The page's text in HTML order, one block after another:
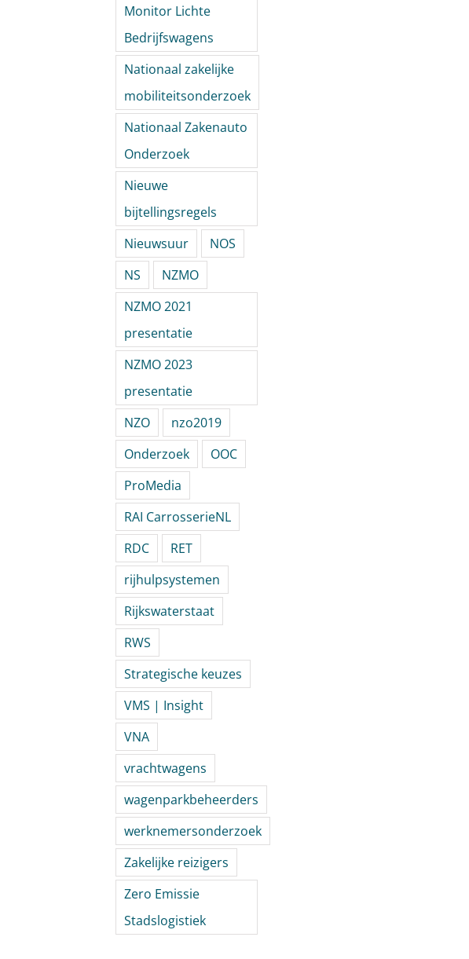
Monitor Lichte
Bedrijfswagens
Nationaal zakelijke
mobiliteitsonderzoek
Nationaal Zakenauto
Onderzoek
Nieuwe
bijtellingsregels
Nieuwsuur
NOS
NS
NZMO
NZMO 2021
presentatie
NZMO 2023
presentatie
NZO
nzo2019
Onderzoek
OOC
ProMedia
RAI CarrosserieNL
RDC
RET
rijhulpsystemen
Rijkswaterstaat
RWS
Strategische keuzes
VMS | Insight
VNA
vrachtwagens
wagenparkbeheerders
werknemersonderzoek
Zakelijke reizigers
Zero Emissie
Stadslogistiek